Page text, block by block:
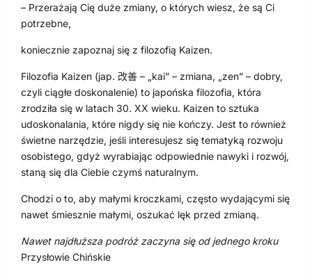
– Przerażają Cię duże zmiany, o których wiesz, że są Ci
potrzebne,
koniecznie zapoznaj się z filozofią Kaizen.
Filozofia Kaizen (jap. 改善 – „kai” – zmiana, „zen” – dobry,
czyli ciągłe doskonalenie) to japońska filozofia, która
zrodziła się w latach 30. XX wieku. Kaizen to sztuka
udoskonalania, które nigdy się nie kończy. Jest to również
świetne narzędzie, jeśli interesujesz się tematyką rozwoju
osobistego, gdyż wyrabiając odpowiednie nawyki i rozwój,
staną się dla Ciebie czymś naturalnym.
Chodzi o to, aby małymi kroczkami, często wydającymi się
nawet śmiesznie małymi, oszukać lęk przed zmianą.
Nawet najdłuższa podróż zaczyna się od jednego kroku
Przysłowie Chińskie